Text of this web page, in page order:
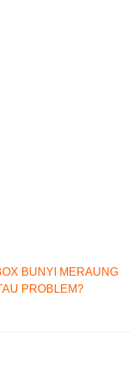
BUNYI MERAUNG
PROBLEM?